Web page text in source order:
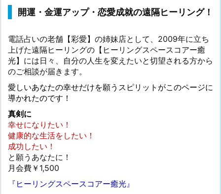
開運・金運アップ・恋愛成就の遠隔ヒーリング！
電話占いの老舗【彩愛】の姉妹店として、2009年に立ち
上げた遠隔ヒーリングの【ヒーリングスペースコアー癒
光】には日々、自分の人生を変えたいと切望される方から
のご相談が届きます。
愛しいあなたの幸せだけを願うスピリットがこのページに
導かれたのです！
真剣に
幸せになりたい！
健康的な生活をしたい！
成功したい！
と願うあなたに！
月会費￥1,500
『ヒーリングスペースコアー癒光』